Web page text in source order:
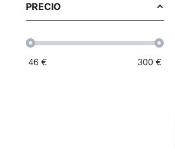
PRECIO
46 € 300 €